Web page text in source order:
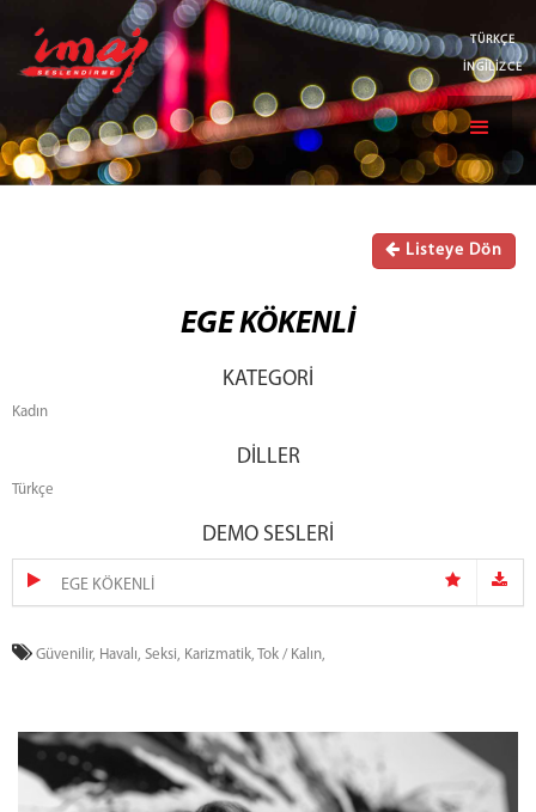
TÜRKÇE
İNGİLİZCE
Listeye Dön
EGE KÖKENLİ
KATEGORİ
Kadın
DİLLER
Türkçe
DEMO SESLERİ
EGE KÖKENLİ
Güvenilir, Havalı, Seksi, Karizmatik, Tok / Kalın,